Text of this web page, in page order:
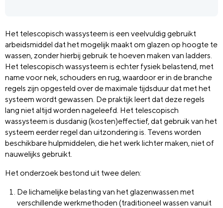
Het telescopisch wassysteem is een veelvuldig gebruikt
arbeidsmiddel dat het mogelijk maakt om glazen op hoogte te
wassen, zonder hierbij gebruik te hoeven maken van ladders.
Het telescopisch wassysteem is echter fysiek belastend, met
name voor nek, schouders en rug, waardoor er in de branche
regels zijn opgesteld over de maximale tijdsduur dat met het
systeem wordt gewassen. De praktijk leert dat deze regels
lang niet altijd worden nageleefd. Het telescopisch
wassysteem is dusdanig (kosten)effectief, dat gebruik van het
systeem eerder regel dan uitzondering is. Tevens worden
beschikbare hulpmiddelen, die het werk lichter maken, niet of
nauwelijks gebruikt.
Het onderzoek bestond uit twee delen:
De lichamelijke belasting van het glazenwassen met
verschillende werkmethoden (traditioneel wassen vanuit